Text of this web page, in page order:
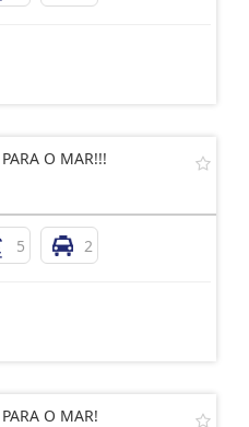
O MAR!!!
5 2
O MAR!